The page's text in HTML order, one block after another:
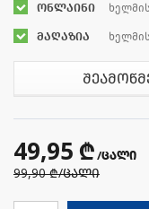
ონლაინი
მაღაზია
49,95 ₾ /ცალი
99,90 ₾/ცალი